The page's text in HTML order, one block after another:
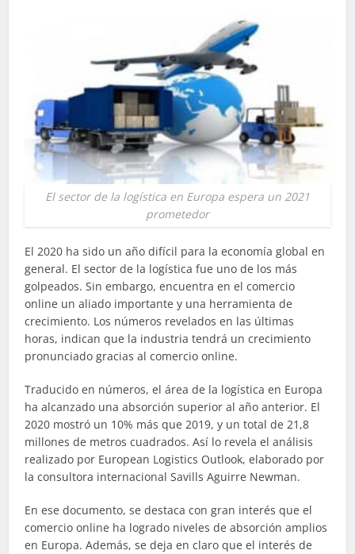
El sector de la logística en Europa espera un 2021
prometedor
El 2020 ha sido un año difícil para la economía global en
general. El sector de la logística fue uno de los más
golpeados. Sin embargo, encuentra en el comercio
online un aliado importante y una herramienta de
crecimiento. Los números revelados en las últimas
horas, indican que la industria tendrá un crecimiento
pronunciado gracias al comercio online.
Traducido en números, el área de la logística en Europa
ha alcanzado una absorción superior al año anterior. El
2020 mostró un 10% más que 2019, y un total de 21,8
millones de metros cuadrados. Así lo revela el análisis
realizado por European Logistics Outlook, elaborado por
la consultora internacionalSavills Aguirre Newman.
En ese documento, se destaca con gran interés que el
comercio online ha logrado niveles de absorción amplios
en Europa. Además, se deja en claro que el interés de